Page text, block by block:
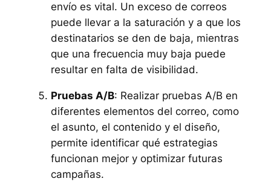
envío es vital. Un exceso de correos
puede llevar a la saturación y a que los
destinatarios se den de baja, mientras
que una frecuencia muy baja puede
resultar en falta de visibilidad.
Pruebas A/B: Realizar pruebas A/B en
diferentes elementos del correo, como
el asunto, el contenido y el diseño,
permite identificar qué estrategias
funcionan mejor y optimizar futuras
campañas.